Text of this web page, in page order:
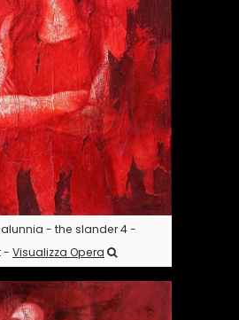
calunnia - the slander 4 -
- Visualizza Opera